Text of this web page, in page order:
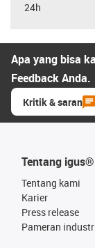
24h
Apa yang bisa
Feedback Anda.
Kritik & saran
Tentang igus®
Tentang kami
Karier
Press release
Pameran